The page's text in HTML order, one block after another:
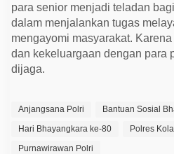
para senior menjadi teladan
dalam menjalankan tugas
mengayomi masyarakat.
dan kekeluargaan dengan para
dijaga.
Anjangsana Polri
Bantuan Sosial
Hari Bhayangkara ke-80
Polres
Purnawirawan Polri